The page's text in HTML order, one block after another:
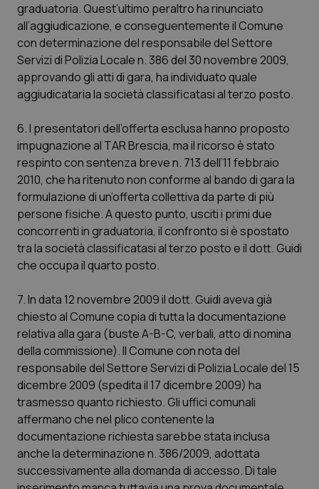
graduatoria. Quest’ultimo peraltro ha rinunciato
all’aggiudicazione, e conseguentemente il Comune
con determinazione del responsabile del Settore
Servizi di Polizia Locale n. 386 del 30 novembre 2009,
approvando gli atti di gara, ha individuato quale
aggiudicataria la società classificatasi al terzo posto.
6. I presentatori dell’offerta esclusa hanno proposto
impugnazione al TAR Brescia, ma il ricorso è stato
respinto con sentenza breve n. 713 dell’11 febbraio
2010, che ha ritenuto non conforme al bando di gara la
formulazione di un’offerta collettiva da parte di più
persone fisiche. A questo punto, usciti i primi due
concorrenti in graduatoria, il confronto si è spostato
tra la società classificatasi al terzo posto e il dott. Guidi
che occupa il quarto posto.
7. In data 12 novembre 2009 il dott. Guidi aveva già
chiesto al Comune copia di tutta la documentazione
relativa alla gara (buste A-B-C, verbali, atto di nomina
della commissione). Il Comune con nota del
responsabile del Settore Servizi di Polizia Locale del 15
dicembre 2009 (spedita il 17 dicembre 2009) ha
trasmesso quanto richiesto. Gli uffici comunali
affermano che nel plico contenente la
documentazione richiesta sarebbe stata inclusa
anche la determinazione n. 386/2009, adottata
successivamente alla domanda di accesso. Di tale